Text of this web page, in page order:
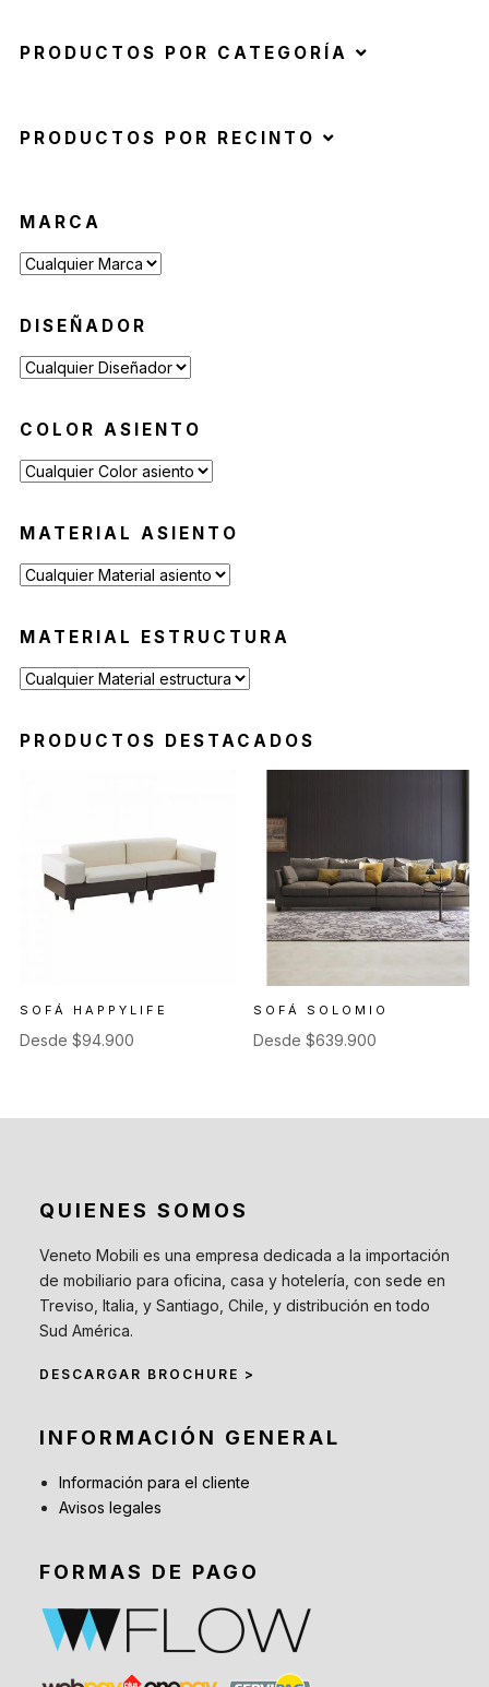
PRODUCTOS POR CATEGORÍA
PRODUCTOS POR RECINTO
MARCA
DISEÑADOR
COLOR ASIENTO
MATERIAL ASIENTO
MATERIAL ESTRUCTURA
PRODUCTOS DESTACADOS
SOFÁ HAPPYLIFE
Desde $94.900
SOFÁ SOLOMIO
Desde$639.900
QUIENES SOMOS
Veneto Mobili es una empresa dedicada a la importación
de mobiliario para oficina, casa y hotelería, con sede en
Treviso, Italia, y Santiago, Chile, y distribución en todo
Sud América.
DESCARGAR BROCHURE >
INFORMACIÓN GENERAL
Información para el cliente
Avisos legales
FORMAS DE PAGO